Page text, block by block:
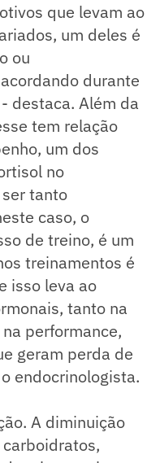
que levam ao
um deles é
ou
durante
destaca. Além da
tem relação
um dos
no
tanto
caso, o
de treino, é um
treinamentos é
isso leva ao
tanto na
performance,
geram perda de
endocrinologista.
A diminuição